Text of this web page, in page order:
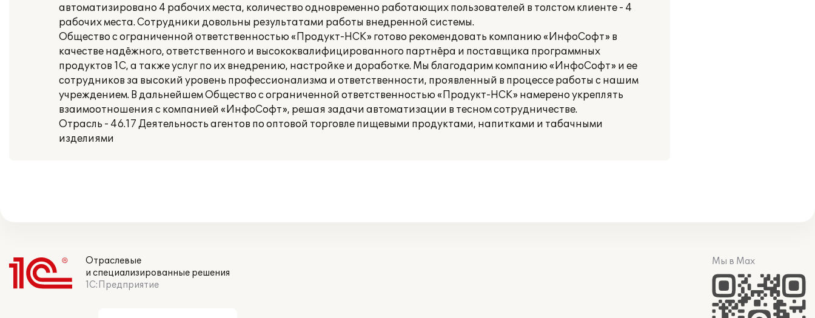
автоматизировано 4 рабочих места, количество одновременно работающих пользователей в толстом клиенте - 4
рабочих места. Сотрудники довольны результатами работы внедренной системы.
Общество с ограниченной ответственностью «Продукт-НСК» готово рекомендовать компанию «ИнфоСофт» в
качестве надёжного, ответственного и высококвалифицированного партнёра и поставщика программных
продуктов 1С, а также услуг по их внедрению, настройке и доработке. Мы благодарим компанию «ИнфоСофт» и ее
сотрудников за высокий уровень профессионализма и ответственности, проявленный в процессе работы с нашим
учреждением. В дальнейшем Общество с ограниченной ответственностью «Продукт-НСК» намерено укреплять
взаимоотношения с компанией «ИнфоСофт», решая задачи автоматизации в тесном сотрудничестве.
Отрасль - 46.17 Деятельность агентов по оптовой торговле пищевыми продуктами, напитками и табачными
изделиями
Отраслевые
и специализированные решения
1С:Предприятие
Мы в Max